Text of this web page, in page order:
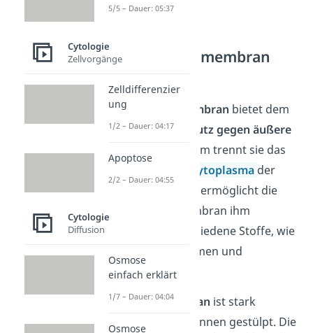
Chloroplastenmembran
Die äußere, glatte
Chloroplastenmembran bietet dem
Chloroplasten
Schutz gegen äußere
. Außerdem trennt sie das
Cytoplasma der
Zelle ab. Trotzdem ermöglicht die
Chloroplastenmembran ihm
gleichzeitig, verschiedene Stoffe, wie
, aufzunehmen und
abzugeben.
Dieinnere Membran ist stark
gefaltet und nach innen gestülpt. Die
5/5 – Dauer: 05:37
Cytologie
Zellvorgänge
Zelldifferenzier
ung
1/2 – Dauer: 04:17
Apoptose
2/2 – Dauer: 04:55
Cytologie
Diffusion
Osmose
einfach erklärt
1/7 – Dauer: 04:04
Osmose